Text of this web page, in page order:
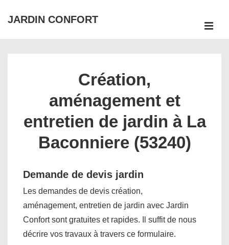
passer
JARDIN CONFORT
Création,
aménagement et
entretien de jardin à La
Baconniere (53240)
Demande de devis jardin
Les demandes de devis création,
aménagement, entretien de jardin avec Jardin
Confort sont gratuites et rapides. Il suffit de nous
décrire vos travaux à travers ce formulaire.